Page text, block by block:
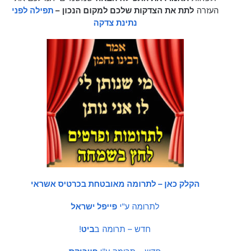
העזרהלתת את הצדקות שלכם למקום הנכון –תפילה לפני
נתינת צדקה
הקלק כאן – לתרומה מאובטחת בכרטיס אשראי
לתרומה ע"י פייפל ישראל
חדש – תרומה בביט!